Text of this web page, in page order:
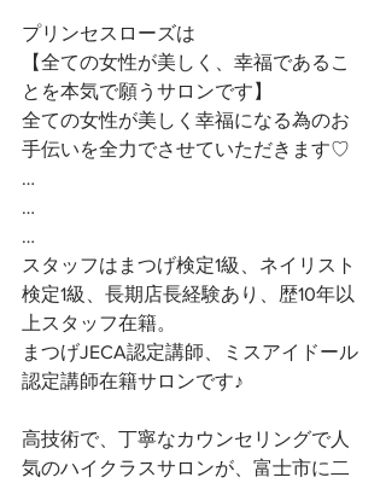
プリンセスローズは
【全ての女性が美しく、幸福であるこ
とを本気で願うサロンです】
全ての女性が美しく幸福になる為のお
手伝いを全力でさせていただきます♡
…
…
…
スタッフはまつげ検定1級、ネイリスト
検定1級、長期店長経験あり、歴10年以
上スタッフ在籍。
まつげJECA認定講師、ミスアイドール
認定講師在籍サロンです♪
高技術で、丁寧なカウンセリングで人
気のハイクラスサロンが、富士市に二